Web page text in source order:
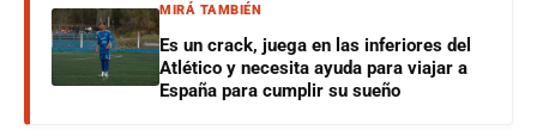
MIRÁ TAMBIÉN
Es un crack, juega en las inferiores del
Atlético y necesita ayuda para viajar a
España para cumplir su sueño